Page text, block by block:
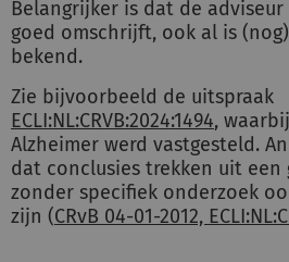
Belangrijker is dat de
goed omschrijft, ook al is
bekend.
Zie bijvoorbeeld de uitspraak
ECLI:NL:CRVB:2024:1494,
Alzheimer werd vastgesteld.
dat conclusies trekken uit een
zonder specifiek onderzoek
zijn (CRvB 04-01-2012,